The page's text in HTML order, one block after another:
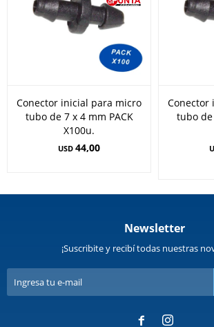
Conector inicial para micro
tubo de 7 x 4 mm PACK
X100u.
USD 44,00
Conector
tubo de
Newsletter
¡Suscribite y recibí todas nuestras
 